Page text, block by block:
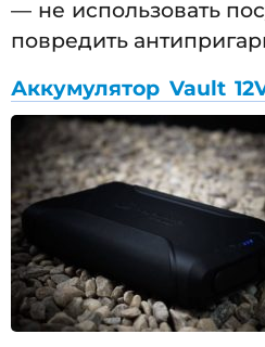
— не использовать
повредить
Аккумулятор Vault